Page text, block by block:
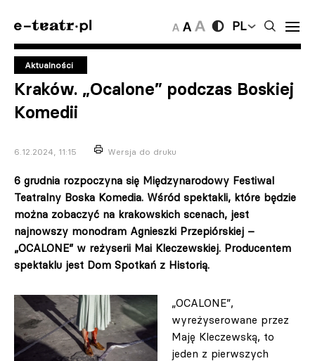
PL
Aktualności
Kraków. „Ocalone” podczas Boskiej
Komedii
6.12.2024, 11:15 Wersja do druku
6 grudnia rozpoczyna się Międzynarodowy Festiwal
Teatralny Boska Komedia. Wśród spektakli, które będzie
można zobaczyć na krakowskich scenach, jest
najnowszy monodram Agnieszki Przepiórskiej –
„OCALONE” w reżyserii Mai Kleczewskiej. Producentem
spektaklu jest Dom Spotkań z Historią.
„OCALONE”,
wyreżyserowane przez
Maję Kleczewską, to
jeden z pierwszych